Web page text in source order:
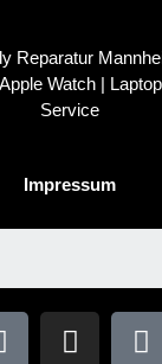
Reparatur
Watch |
Service
Impressum